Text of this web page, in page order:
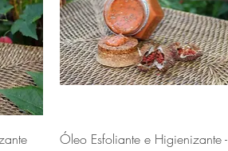
Quick View
Óleo Esfoliante e Higienizante -